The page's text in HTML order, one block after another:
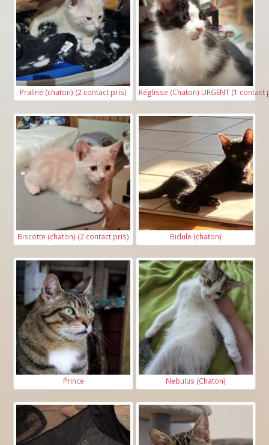
Surface en m2*:
Étage* :
Disposez-vous* :
D'un balcon
D'une terrasse
D'un jardin
Aucun
Si vous disposez d'un jardin, d'une terrasse ou
d'un balcon merci d'en renseigner la surface et
si il dispose d'une clôture sécurisée
Jardin clôturé ?
Surface en m2:
Praline (chaton) (2 contact pris) Réglisse (Chaton) URGENT (1 contact
Biscotte (chaton) (2 contact pris) Bidule (chaton)
Prince Nebulus (Chaton)